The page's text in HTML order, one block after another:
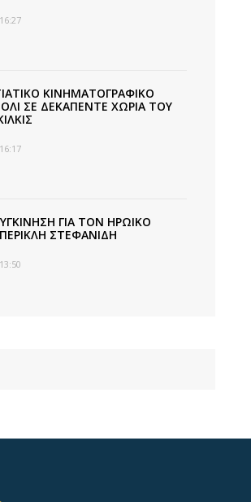
ΚΙΝΗΜΑΤΟΓΡΑΦΙΚΟ
ΣΕ ΔΕΚΑΠΕΝΤΕ ΧΩΡΙΑ ΤΟΥ
ΓΙΑ ΤΟΝ ΗΡΩΙΚΟ
ΣΤΕΦΑΝΙΔΗ